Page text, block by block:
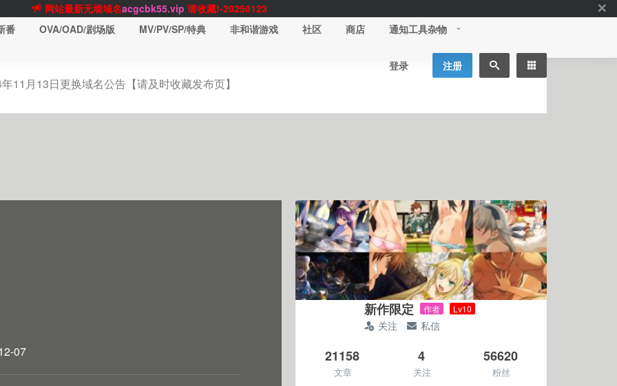
网站TG群聊t.me/acgbuster请收藏!
ACGCBK官方App
点击下载永不迷路！
ACGCBK官方App 点击下载 永不迷路！
网站最新无墙域名 acgcbk55.vip
ACGCBK官方App点击下载永不迷路！
番 OVA/OAD/剧场版 MV/PV/SP/特典 非和谐游戏 社区 商店 通知工具杂物
登录 注册
11月13日更换域名公告【请及时收藏发布页】
07
新作限定 作者 Lv10
关注 私信
21158
文章
4
关注
56620
粉丝